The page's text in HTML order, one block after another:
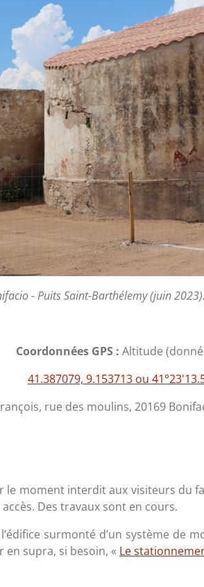
- Puits Saint-Barthélemy (juin
Coordonnées GPS : Altitude
41.387079, 9.153713 ou
rue des moulins, 20169
moment interdit aux visiteurs du
Des travaux sont en cours.
surmonté d’un système de
supra, si besoin, « Le